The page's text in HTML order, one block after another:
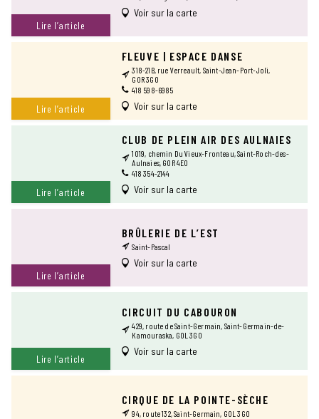
Lire l’article
Voir sur la carte
Lire l’article
FLEUVE | ESPACE DANSE
318-21B, rue Verreault, Saint-Jean-Port-Joli,
G0R 3G0
418 598-6985
Voir sur la carte
Lire l’article
CLUB DE PLEIN AIR DES AULNAIES
1019, chemin Du Vieux-Fronteau, Saint-Roch-des-
Aulnaies, G0R 4E0
418 354-2144
Voir sur la carte
Lire l’article
BRÛLERIE DE L’EST
Saint-Pascal
Voir sur la carte
Lire l’article
CIRCUIT DU CABOURON
429, route de Saint-Germain, Saint-Germain-de-
Kamouraska, G0L 3G0
Voir sur la carte
CIRQUE DE LA POINTE-SÈCHE
94, route 132, Saint-Germain, G0L 3G0